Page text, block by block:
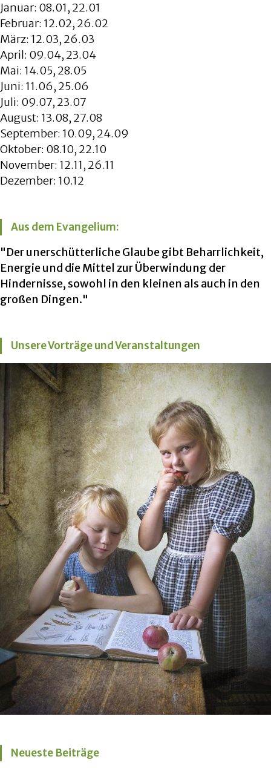
Januar: 08.01, 22.01
Februar: 12.02, 26.02
März: 12.03, 26.03
April: 09.04, 23.04
Mai: 14.05, 28.05
Juni: 11.06, 25.06
Juli: 09.07, 23.07
August: 13.08, 27.08
September: 10.09, 24.09
Oktober: 08.10, 22.10
November: 12.11, 26.11
Dezember: 10.12
Aus dem Evangelium:
"Der unerschütterliche Glaube gibt Beharrlichkeit,
Energie und die Mittel zur Überwindung der
Hindernisse, sowohl in den kleinen als auch in den
großen Dingen."
Unsere Vorträge und Veranstaltungen
Neueste Beiträge